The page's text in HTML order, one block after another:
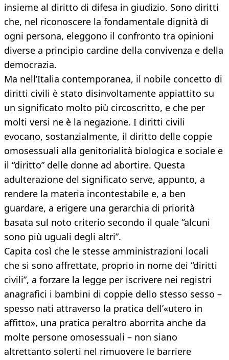
insieme al diritto di difesa in giudizio. Sono diritti
che, nel riconoscere la fondamentale dignità di
ogni persona, eleggono il confronto tra opinioni
diverse a principio cardine della convivenza e della
democrazia.
Ma nell’Italia contemporanea, il nobile concetto di
diritti civili è stato disinvoltamente appiattito su
un significato molto più circoscritto, e che per
molti versi ne è la negazione. I diritti civili
evocano, sostanzialmente, il diritto delle coppie
omosessuali alla genitorialità biologica e sociale e
il “diritto” delle donne ad abortire. Questa
adulterazione del significato serve, appunto, a
rendere la materia incontestabile e, a ben
guardare, a erigere una gerarchia di priorità
basata sul noto criterio secondo il quale “alcuni
sono più uguali degli altri”.
Capita così che le stesse amministrazioni locali
che si sono affrettate, proprio in nome dei “diritti
civili”, a forzare la legge per iscrivere nei registri
anagrafici i bambini di coppie dello stesso sesso –
spesso nati attraverso la pratica dell’«utero in
affitto», una pratica peraltro aborrita anche da
molte persone omosessuali – non siano
altrettanto solerti nel rimuovere le barriere